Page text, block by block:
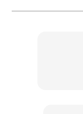
dan mempunyai